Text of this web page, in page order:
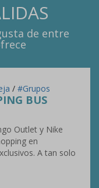
de entre
/ #Grupos
BUS
Outlet y Nike
en
A tan solo